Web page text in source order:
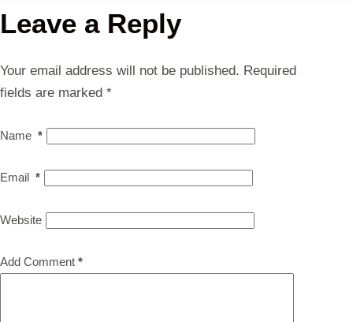
Leave a Reply
Your email address will not be published. Required
fields are marked *
Name *
Email *
Website
Add Comment *